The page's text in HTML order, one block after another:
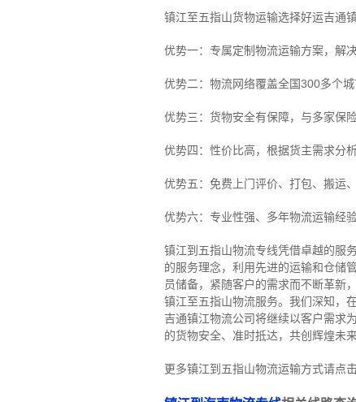
镇江至五指山货物运输选择好运吉通
优势一：专属定制物流运输方案，解
优势二：物流网络覆盖全国300多个
优势三：货物安全有保障，与多家保
优势四：性价比高，根据货主需求分
优势五：免费上门评价、打包、搬运
优势六：专业性强、多年物流运输经
镇江到五指山物流专线凭借卓越的服
的服务理念，利用先进的运输和仓储
员储备，紧随客户的需求而不断革新
镇江至五指山物流服务。 我们深知，
吉通镇江物流公司将继续以客户需求
的货物安全、准时抵达，共创辉煌未来
更多镇江到五指山物流运输方式请点